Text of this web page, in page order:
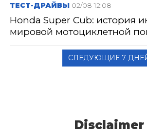
ТЕСТ-ДРАЙВЫ 02/08 12:08
Honda Super Cub: история
мировой мотоциклетной
СЛЕДУЮЩИЕ 7
Disclaimer